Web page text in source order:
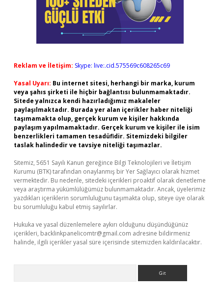
Reklam ve İletişim: Skype: live:.cid.575569c608265c69
Yasal Uyarı: Bu internet sitesi, herhangi bir marka, kurum
veya şahıs şirketi ile hiçbir bağlantısı bulunmamaktadır.
Sitede yalnızca kendi hazırladığımız makaleler
paylaşılmaktadır. Burada yer alan içerikler haber niteliği
taşımamakta olup, gerçek kurum ve kişiler hakkında
paylaşım yapılmamaktadır. Gerçek kurum ve kişiler ile isim
benzerlikleri tamamen tesadüfidir. Sitemizdeki bilgiler
taslak halindedir ve tavsiye niteliği taşımazlar.
Sitemiz, 5651 Sayılı Kanun gereğince Bilgi Teknolojileri ve İletişim
Kurumu (BTK) tarafından onaylanmış bir Yer Sağlayıcı olarak hizmet
vermektedir. Bu nedenle, sitedeki içerikleri proaktif olarak denetleme
veya araştırma yükümlülüğümüz bulunmamaktadır. Ancak, üyelerimiz
yazdıkları içeriklerin sorumluluğunu taşımakta olup, siteye üye olarak
bu sorumluluğu kabul etmiş sayılırlar.
Hukuka ve yasal düzenlemelere aykırı olduğunu düşündüğünüz
içerikleri, backlinkpanelicomtr@gmail.com adresine bildirmeniz
halinde, ilgili içerikler yasal süre içerisinde sitemizden kaldırılacaktır.